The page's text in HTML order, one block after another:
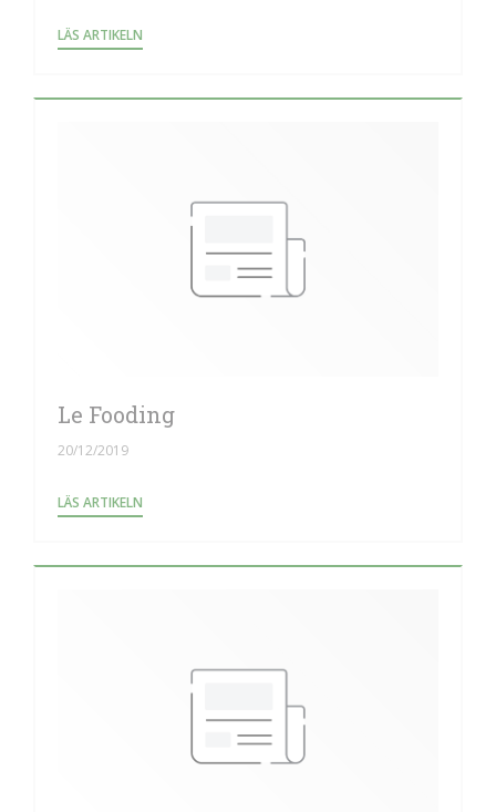
LÄS ARTIKELN
Le Fooding
20/12/2019
LÄS ARTIKELN